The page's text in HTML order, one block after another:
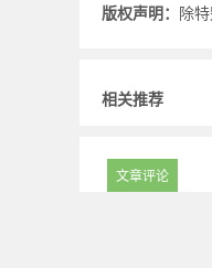
版权声明： 除
相关推荐
文章评论